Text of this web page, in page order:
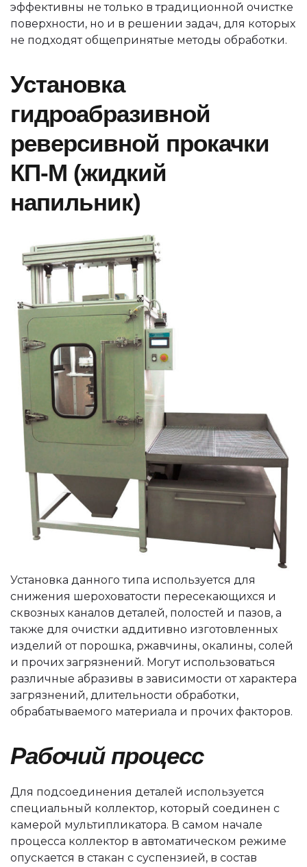
эффективны не только в традиционной очистке
поверхности, но и в решении задач, для которых
не подходят общепринятые методы обработки.
Установка
гидроабразивной
реверсивной прокачки
КП-М (жидкий
напильник)
Установка данного типа используется для
снижения шероховатости пересекающихся и
сквозных каналов деталей, полостей и пазов, а
также для очистки аддитивно изготовленных
изделий от порошка, ржавчины, окалины, солей
и прочих загрязнений. Могут использоваться
различные абразивы в зависимости от характера
загрязнений, длительности обработки,
обрабатываемого материала и прочих факторов.
Рабочий процесс
Для подсоединения деталей используется
специальный коллектор, который соединен с
камерой мультипликатора. В самом начале
процесса коллектор в автоматическом режиме
опускается в стакан с суспензией, в состав